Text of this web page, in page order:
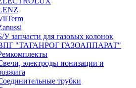
У запчасти для газовых колонок
"ТАГАНРОГ ГАЗОАППАРАТ"
электроды ионизации и
трубки